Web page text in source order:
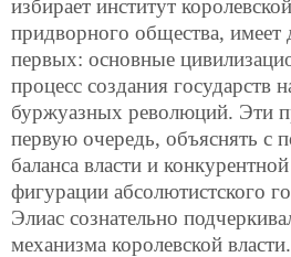
избирает институт
придворного общества,
первых: основные
процесс создания государств
буржуазных революций. Эти
первую очередь, объяснять с
баланса власти и
фигурации абсолютистского
Элиас сознательно
механизма королевской